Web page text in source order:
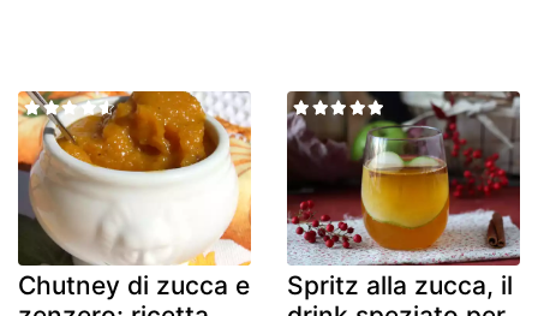
Chutney di zucca e
Spritz alla zucca, il